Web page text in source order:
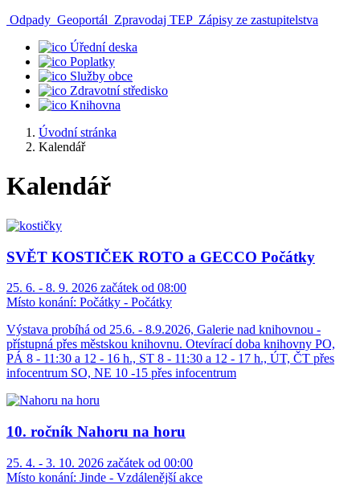
Odpady Geoportál Zpravodaj TEP Zápisy ze zastupitelstva
Úřední deska
Poplatky
Služby obce
Zdravotní středisko
Knihovna
Úvodní stránka
Kalendář
Kalendář
SVĚT KOSTIČEK ROTO a GECCO Počátky
25. 6. - 8. 9. 2026 začátek od 08:00
Místo konání: Počátky - Počátky
Výstava probíhá od 25.6. - 8.9.2026, Galerie nad knihovnou -
přístupná přes městskou knihovnu. Otevírací doba knihovny PO,
PÁ 8 - 11:30 a 12 - 16 h., ST 8 - 11:30 a 12 - 17 h., ÚT, ČT přes
infocentrum SO, NE 10 -15 přes infocentrum
10. ročník Nahoru na horu
25. 4. - 3. 10. 2026 začátek od 00:00
Místo konání: Jinde - Vzdálenější akce